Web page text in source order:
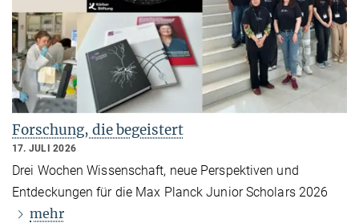
Forschung, die begeistert
17. JULI 2026
Drei Wochen Wissenschaft, neue Perspektiven und
Entdeckungen für die Max Planck Junior Scholars 2026
mehr